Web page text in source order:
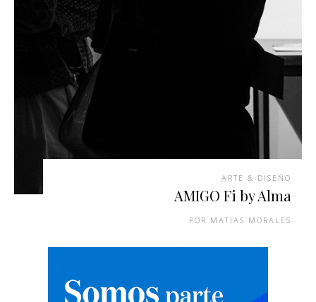
ARTE & DISEÑO
AMIGO Fi by Alma
MATIAS MORALES